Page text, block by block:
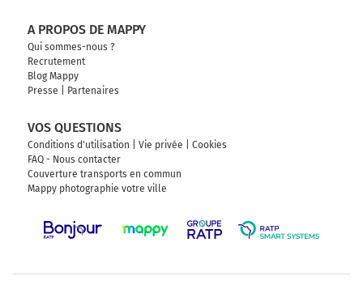
viale Certosa
fieramilanocity
Autostrada dei Laghi
465 km
Continuer Cavalcavia del Ghisallo sur 600 mètres
Centro
A PROPOS DE MAPPY
Qui sommes-nous ?
Recrutement
Blog Mappy
Presse
Partenaires
VOS QUESTIONS
Conditions d'utilisation Vie privée
Cookies
FAQ - Nous contacter
Couverture transports en commun
Mappy photographie votre ville